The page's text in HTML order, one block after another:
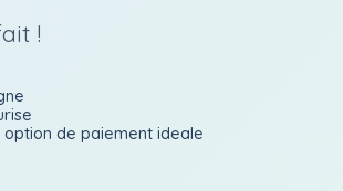
!
de paiement ideale